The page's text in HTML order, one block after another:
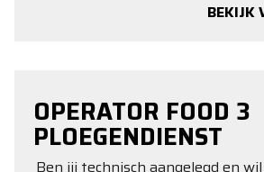
BEKIJK
OPERATOR FOOD 3
PLOEGENDIENST
Ben jij technisch aangelegd en